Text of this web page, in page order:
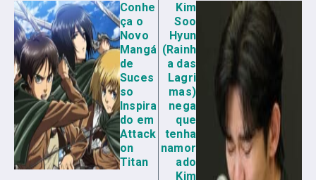
Conhe
ça o
Novo
Mangá
de
Suces
so
Inspira
do em
Attack
on
Titan
Kim
Soo
Hyun
(Rainh
a das
Lagri
mas)
nega
que
tenha
namor
ado
Kim